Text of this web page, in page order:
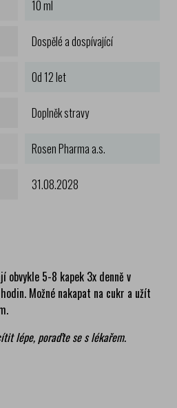
10 ml
Dospělé a dospívající
Od 12 let
Doplněk stravy
Rosen Pharma a.s.
31.08.2028
obvykle 5-8 kapek 3x denně v
Možné nakapat na cukr a užít
lépe, poraďte se s lékařem.